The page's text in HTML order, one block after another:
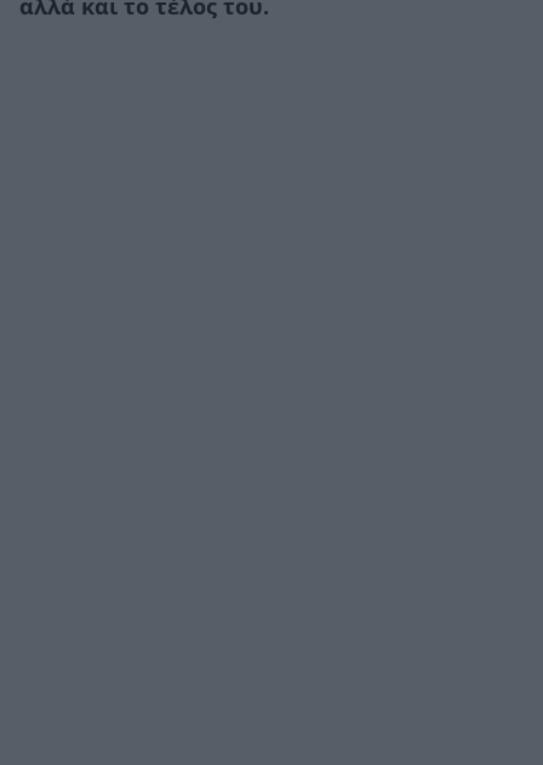
αλλά και το τέλος του.